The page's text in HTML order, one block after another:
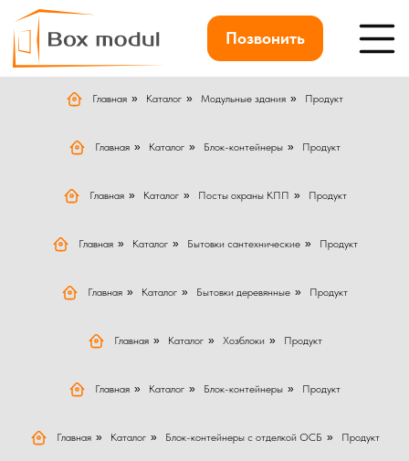
Позвонить
Главная » Каталог » Модульные здания » Продукт
Главная » Каталог » Блок-контейнеры » Продукт
Главная » Каталог » Посты охраны КПП » Продукт
Главная » Каталог » Бытовки сантехнические » Продукт
Главная » Каталог » Бытовки деревянные » Продукт
Главная » Каталог » Хозблоки » Продукт
Главная » Каталог » Блок-контейнеры » Продукт
Главная » Каталог » Блок-контейнеры с отделкой ОСБ » Продукт